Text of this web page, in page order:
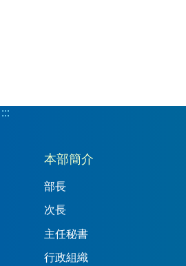
:::
:::
本部簡介
部長
次長
主任秘書
行政組織